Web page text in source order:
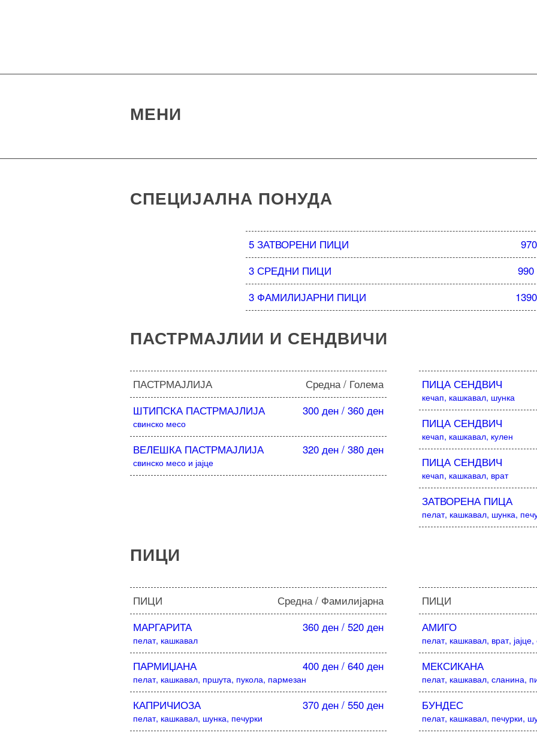
МЕНИ
СПЕЦИЈАЛНА ПОНУДА
5 ЗАТВОРЕНИ ПИЦИ
3 СРЕДНИ ПИЦИ
3 ФАМИЛИЈАРНИ ПИЦИ
ПАСТРМАЈЛИИ И СЕНДВИЧИ
ПАСТРМАЈЛИЈА
Средна / Голема
ШТИПСКА ПАСТРМАЈЛИЈА
300 ден / 360 ден
свинско месо
ВЕЛЕШКА ПАСТРМАЈЛИЈА 320 ден / 380 ден
свинско месо и јајце
ПИЦА СЕНДВИЧ
кечап, кашкавал, шунка
ПИЦА СЕНДВИЧ
кечап, кашкавал, кулен
ПИЦА СЕНДВИЧ
кечап, кашкавал, врат
ЗАТВОРЕНА ПИЦА
пелат, кашкавал, шунка,
ПИЦИ
ПИЦИ
Средна / Фамилијарна
МАРГАРИТА
360 ден / 520 ден
пелат, кашкавал
ПАРМИЏАНА 400 ден / 640 ден
пелат, кашкавал, пршута, пукола, пармезан
КАПРИЧИОЗА 370 ден / 550 ден
пелат, кашкавал, шунка, печурки
ПИЦИ
АМИГО
пелат, кашкавал, врат,
МЕКСИКАНА
пелат, кашкавал, сланина,
БУНДЕС
пелат, кашкавал, печурки,